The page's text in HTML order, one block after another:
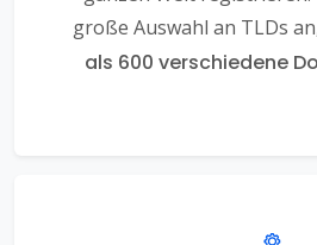
große Auswahl an TLDs
als 600 verschiedene